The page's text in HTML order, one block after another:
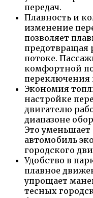
передач.
Плавность и
изменение
позволяет
предотвращая
потоке.
комфортной
переключения
Экономия
настройке
двигателю
диапазоне
Это уменьшает
автомобиль
городского
Удобство в
плавное
упрощает
тесных